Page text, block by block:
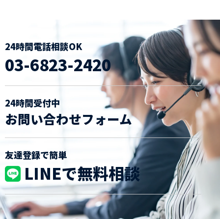
24時間電話相談OK
03-6823-2420
24時間受付中
お問い合わせフォーム
友達登録で簡単
LINEで無料相談